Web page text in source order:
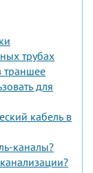
трубах
траншее
для
кабель в
каналы?